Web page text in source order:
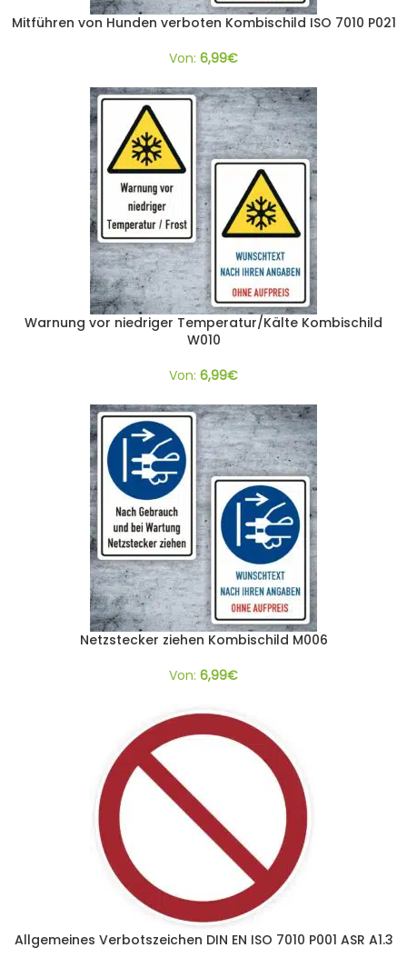
Mitführen von Hunden verboten Kombischild ISO 7010 P021
Von: 6,99€
Warnung vor niedriger Temperatur/Kälte Kombischild
W010
Von: 6,99€
Netzstecker ziehen Kombischild M006
Von: 6,99€
Allgemeines Verbotszeichen DIN EN ISO 7010 P001 ASR A1.3